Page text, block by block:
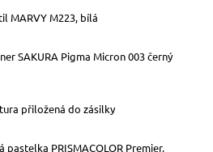
MARVY M223, bílá
SAKURA Pigma Micron 003 černý
přiložená do zásilky
pastelka PRISMACOLOR Premier,